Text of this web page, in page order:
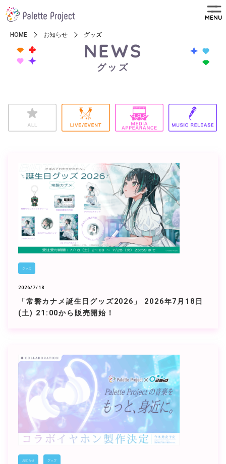
MENU
HOME お知らせ グッズ
NEWS
グッズ
グッズ
2026/7/18
「常磐カナメ誕生日グッズ2026」 2026年7月18日
(土) 21:00から販売開始！
お知らせ グッズ